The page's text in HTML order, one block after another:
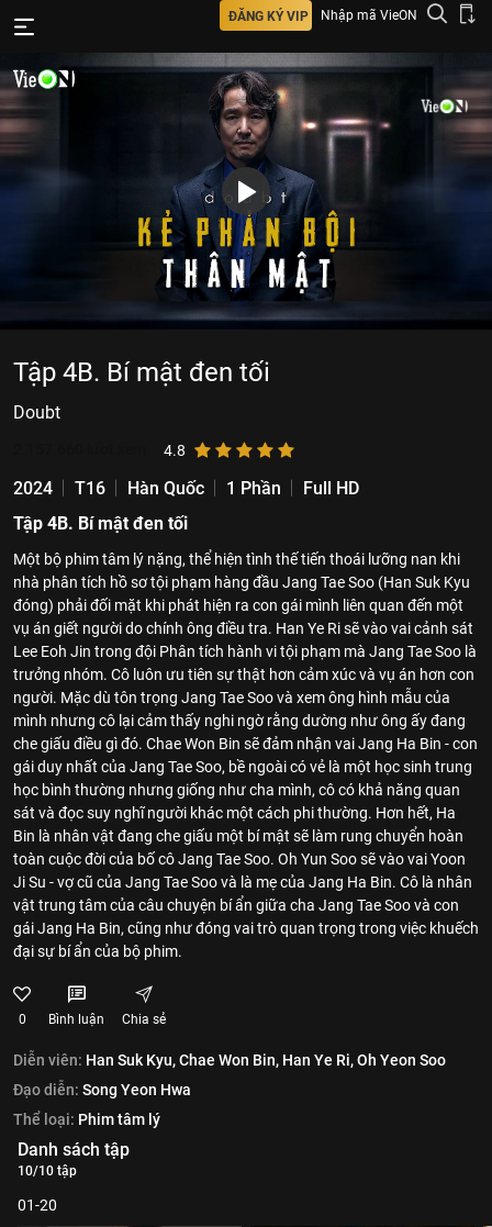
ĐĂNG KÝ VIP Nhập mã VieON
Tập 4B. Bí mật đen tối
Doubt
4.8
2024 T16 Hàn Quốc 1 Phần
Full HD
Tập 4B. Bí mật đen tối
Một bộ phim tâm lý nặng, thể hiện tình thế tiến thoái lưỡng nan khi
nhà phân tích hồ sơ tội phạm hàng đầu Jang Tae Soo (Han Suk Kyu
đóng) phải đối mặt khi phát hiện ra con gái mình liên quan đến một
vụ án giết người do chính ông điều tra. Han Ye Ri sẽ vào vai cảnh sát
Lee Eoh Jin trong đội Phân tích hành vi tội phạm mà Jang Tae Soo là
trưởng nhóm. Cô luôn ưu tiên sự thật hơn cảm xúc và vụ án hơn con
người. Mặc dù tôn trọng Jang Tae Soo và xem ông hình mẫu của
mình nhưng cô lại cảm thấy nghi ngờ rằng dường như ông ấy đang
che giấu điều gì đó. Chae Won Bin sẽ đảm nhận vai Jang Ha Bin - con
gái duy nhất của Jang Tae Soo, bề ngoài có vẻ là một học sinh trung
học bình thường nhưng giống như cha mình, cô có khả năng quan
sát và đọc suy nghĩ người khác một cách phi thường. Hơn hết, Ha
Bin là nhân vật đang che giấu một bí mật sẽ làm rung chuyển hoàn
toàn cuộc đời của bố cô Jang Tae Soo. Oh Yun Soo sẽ vào vai Yoon
Ji Su - vợ cũ của Jang Tae Soo và là mẹ của Jang Ha Bin. Cô là nhân
vật trung tâm của câu chuyện bí ẩn giữa cha Jang Tae Soo và con
gái Jang Ha Bin, cũng như đóng vai trò quan trọng trong việc khuếch
đại sự bí ẩn của bộ phim.
0 Bình luận Chia sẻ
Diễn viên: Han Suk Kyu,Chae Won Bin, Han Ye Ri,Oh Yeon Soo
Đạo diễn: Song Yeon Hwa
Thể loại: Phim tâm lý
Danh sách tập
10/10 tập
01-20